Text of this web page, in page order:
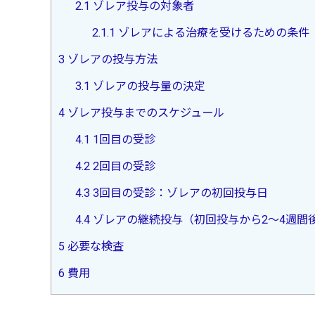
2.1 ゾレア投与の対象者
2.1.1 ゾレアによる治療を受けるための条件
3 ゾレアの投与方法
3.1 ゾレアの投与量の決定
4 ゾレア投与までのスケジュール
4.1 1回目の受診
4.2 2回目の受診
4.3 3回目の受診：ゾレアの初回投与日
4.4 ゾレアの継続投与（初回投与から2～4週間
5 必要な検査
6 費用